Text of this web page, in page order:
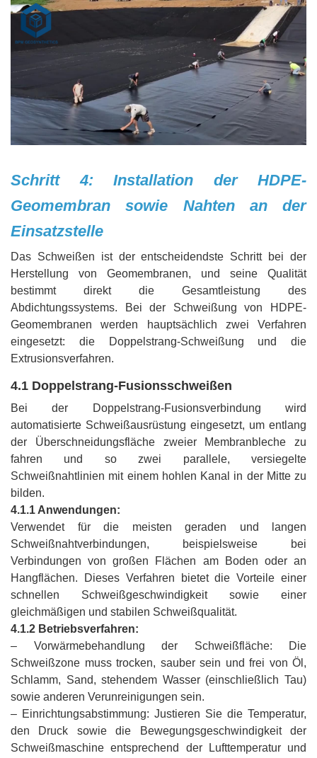
Schritt 4: Installation der HDPE-
Geomembran sowie Nahten an der
Einsatzstelle
Das Schweißen ist der entscheidendste Schritt bei der
Herstellung von Geomembranen, und seine Qualität
bestimmt direkt die Gesamtleistung des
Abdichtungssystems. Bei der Schweißung von HDPE-
Geomembranen werden hauptsächlich zwei Verfahren
eingesetzt: die Doppelstrang-Schweißung und die
Extrusionsverfahren.
4.1 Doppelstrang-Fusionsschweißen
Bei der Doppelstrang-Fusionsverbindung wird
automatisierte Schweißausrüstung eingesetzt, um entlang
der Überschneidungsfläche zweier Membranbleche zu
fahren und so zwei parallele, versiegelte
Schweißnahtlinien mit einem hohlen Kanal in der Mitte zu
bilden.
4.1.1 Anwendungen:
Verwendet für die meisten geraden und langen
Schweißnahtverbindungen, beispielsweise bei
Verbindungen von großen Flächen am Boden oder an
Hangflächen. Dieses Verfahren bietet die Vorteile einer
schnellen Schweißgeschwindigkeit sowie einer
gleichmäßigen und stabilen Schweißqualität.
4.1.2 Betriebsverfahren:
– Vorwärmebehandlung der Schweißfläche: Die
Schweißzone muss trocken, sauber sein und frei von Öl,
Schlamm, Sand, stehendem Wasser (einschließlich Tau)
sowie anderen Verunreinigungen sein.
– Einrichtungsabstimmung: Justieren Sie die Temperatur,
den Druck sowie die Bewegungsgeschwindigkeit der
Schweißmaschine entsprechend der Lufttemperatur und